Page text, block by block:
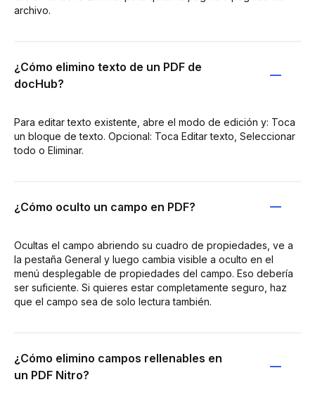
archivo.
¿Cómo elimino texto de un PDF de
docHub?
Para editar texto existente, abre el modo de edición y: Toca
un bloque de texto. Opcional: Toca Editar texto, Seleccionar
todo o Eliminar.
¿Cómo oculto un campo en PDF?
Ocultas el campo abriendo su cuadro de propiedades, ve a
la pestaña General y luego cambia visible a oculto en el
menú desplegable de propiedades del campo. Eso debería
ser suficiente. Si quieres estar completamente seguro, haz
que el campo sea de solo lectura también.
¿Cómo elimino campos rellenables en
un PDF Nitro?